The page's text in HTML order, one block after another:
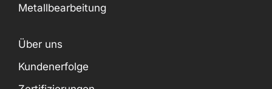
Metallbearbeitung
Über uns
Kundenerfolge